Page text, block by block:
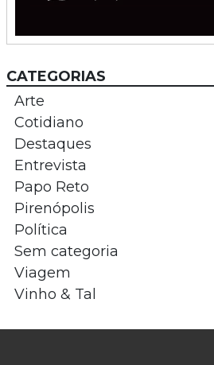
CATEGORIAS
Arte
Cotidiano
Destaques
Entrevista
Papo Reto
Pirenópolis
Política
Sem categoria
Viagem
Vinho & Tal